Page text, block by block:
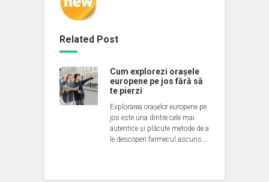
Related Post
Cum explorezi orașele
europene pe jos fără să
te pierzi
Explorarea orașelor europene pe
jos este una dintre cele mai
autentice și plăcute metode de a
le descoperi farmecul ascuns.…